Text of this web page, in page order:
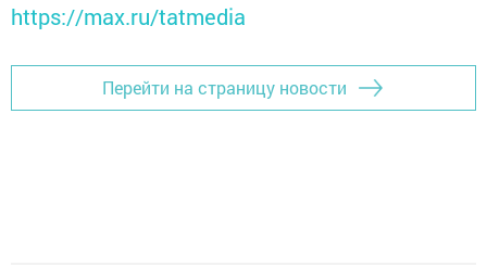
https://max.ru/tatmedia
Перейти на страницу новости